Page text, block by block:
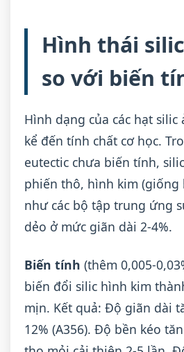
Hình thái
so với biến
Hình dạng của các hạt
kể đến tính chất cơ học.
eutectic chưa biến tính,
phiến thô, hình kim (giống
như các bộ tập trung ứng
dẻo ở mức giãn dài 2-4%.
Biến tính (thêm 0,005-
biến đổi silic hình kim
mịn. Kết quả: Độ giãn dài
12% (A356). Độ bền kéo